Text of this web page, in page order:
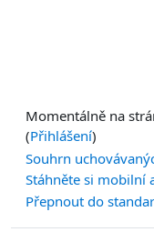
Momentálně na
(Přihlášení)
Souhrn
Stáhněte si mobilní
Přepnout do